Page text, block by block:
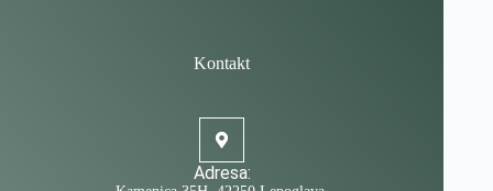
Kontakt
Adresa: